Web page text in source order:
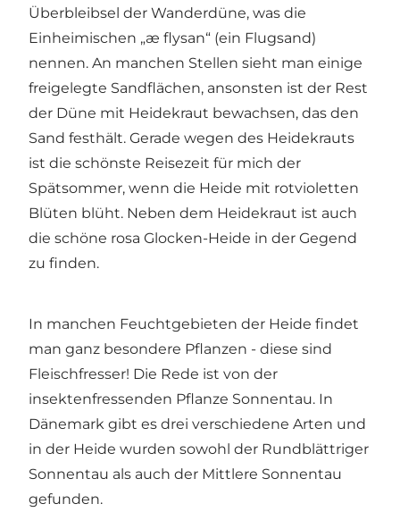
Überbleibsel der Wanderdüne, was die
Einheimischen „æ flysan“ (ein Flugsand)
nennen. An manchen Stellen sieht man einige
freigelegte Sandflächen, ansonsten ist der Rest
der Düne mit Heidekraut bewachsen, das den
Sand festhält. Gerade wegen des Heidekrauts
ist die schönste Reisezeit für mich der
Spätsommer, wenn die Heide mit rotvioletten
Blüten blüht. Neben dem Heidekraut ist auch
die schöne rosa Glocken-Heide in der Gegend
zu finden.
In manchen Feuchtgebieten der Heide findet
man ganz besondere Pflanzen - diese sind
Fleischfresser! Die Rede ist von der
insektenfressenden Pflanze Sonnentau. In
Dänemark gibt es drei verschiedene Arten und
in der Heide wurden sowohl der Rundblättriger
Sonnentau als auch der Mittlere Sonnentau
gefunden.